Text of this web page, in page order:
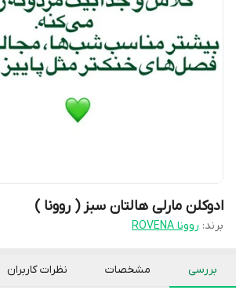
ادوکلن مارلی هالتان سبز ( روونا )
برند: روونا ROVENA
بررسی مشخصات نظرات کاربران